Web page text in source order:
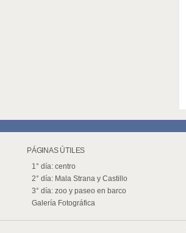
PÁGINAS ÚTILES
1° día: centro
2° día: Mala Strana y Castillo
3° día: zoo y paseo en barco
Galería Fotográfica